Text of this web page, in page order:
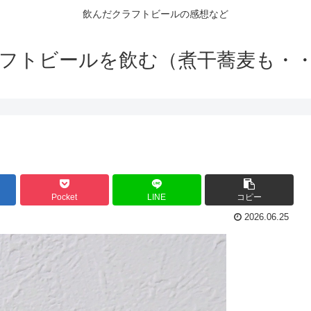
飲んだクラフトビールの感想など
トビールを飲む（煮干蕎麦も・
Pocket LINE コピー
2026.06.25